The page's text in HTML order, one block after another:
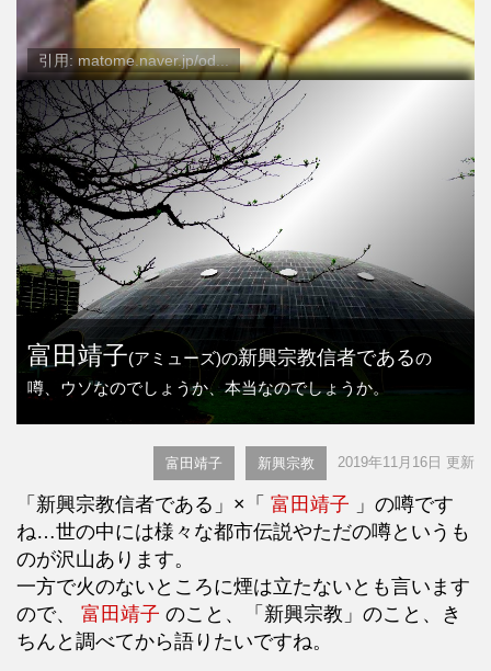
引用: matome.naver.jp/od...
富田靖子(アミューズ)の新興宗教信者であるの
噂、ウソなのでしょうか、本当なのでしょうか。
富田靖子 新興宗教 2019年11月16日 更新
「新興宗教信者である」×「 富田靖子 」の噂です
ね…世の中には様々な都市伝説やただの噂というも
のが沢山あります。
一方で火のないところに煙は立たないとも言います
ので、 富田靖子 のこと、「新興宗教」のこと、き
ちんと調べてから語りたいですね。